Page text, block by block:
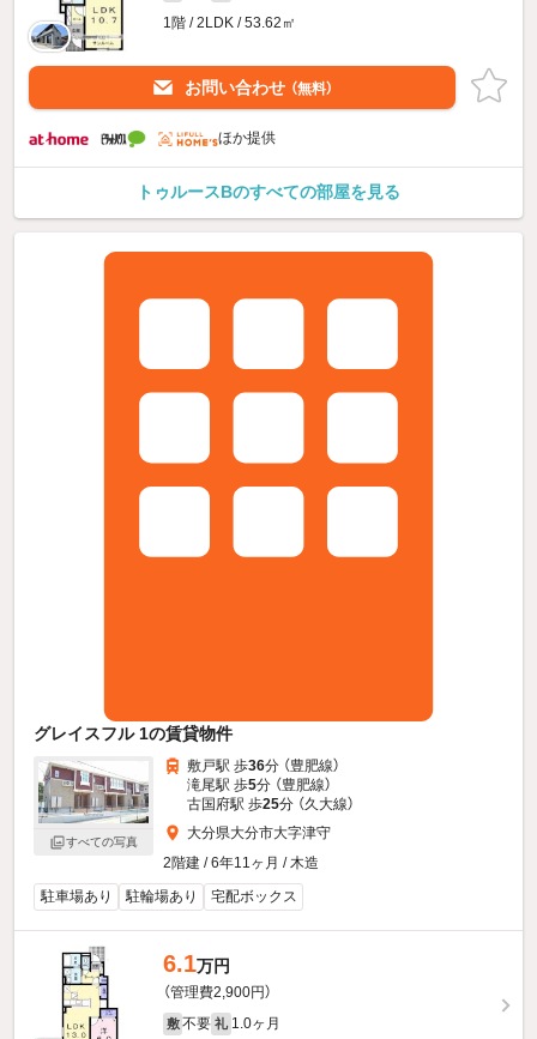
1階 / 2LDK / 53.62㎡
お問い合わせ （無料）
ほか提供
トゥルースBのすべての部屋を見る
グレイスフル 1の賃貸物件
すべての写真
敷戸駅 歩36分 （豊肥線）
滝尾駅 歩5分 （豊肥線）
古国府駅 歩25分 （久大線）
大分県大分市大字津守
2階建 / 6年11ヶ月 / 木造
駐車場あり
駐輪場あり 宅配ボックス
6.1万円
（管理費2,900円）
敷 不要 礼 1.0ヶ月